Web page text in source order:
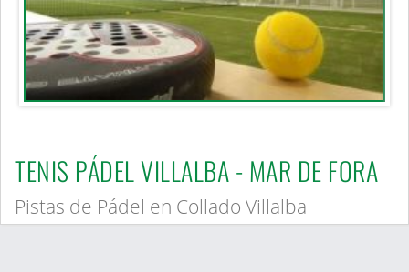
TENIS PÁDEL VILLALBA - MAR DE FORA
Pistas de Pádel en Collado Villalba